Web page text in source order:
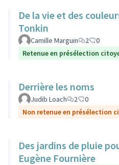
De la vie et des
Tonkin
Camille Marguin 2
0
Retenue en présélection
Derrière les noms
Judib Loach 2
0
Non retenue en présélection
Des jardins de pluie
Eugène Fournière